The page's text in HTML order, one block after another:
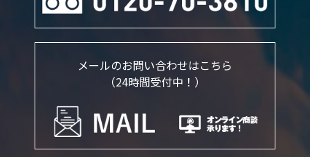
メールのお問い合わせはこちら
（24時間受付中！）